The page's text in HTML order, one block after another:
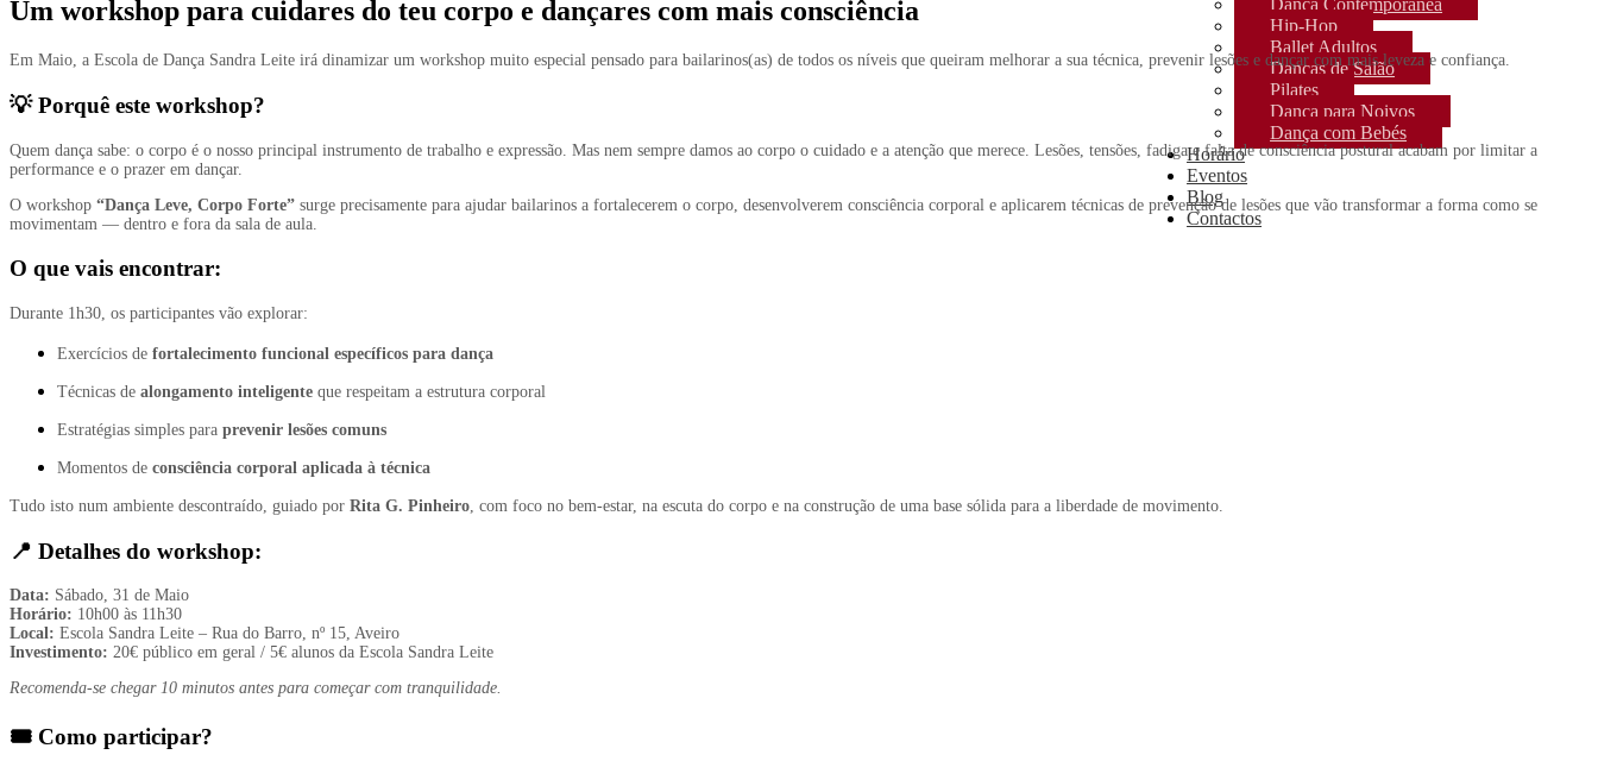
Dança Contemporânea
Hip-Hop
Ballet Adultos
Danças de Salão
Pilates
Dança para Noivos
Dança com Bebés
Horário
Eventos
Blog
Contactos
Um workshop para cuidares do teu corpo e dançares com mais consciência
Em Maio, a Escola de Dança Sandra Leite irá dinamizar um workshop muito especial pensado para bailarinos(as) de todos os níveis que queiram melhorar a sua técnica, prevenir lesões e dançar com mais leveza e confiança.
💡 Porquê este workshop?
Quem dança sabe: o corpo é o nosso principal instrumento de trabalho e expressão. Mas nem sempre damos ao corpo o cuidado e a atenção que merece. Lesões, tensões, fadiga e falta de consciência postural acabam por limitar a
performance e o prazer em dançar.
O workshop “Dança Leve, Corpo Forte” surge precisamente para ajudar bailarinos a fortalecerem o corpo, desenvolverem consciência corporal e aplicarem técnicas de prevenção de lesões que vão transformar a forma como se
movimentam — dentro e fora da sala de aula.
O que vais encontrar:
Durante 1h30, os participantes vão explorar:
Exercícios de fortalecimento funcional específicos para dança
Técnicas de alongamento inteligente que respeitam a estrutura corporal
Estratégias simples para prevenir lesões comuns
Momentos de consciência corporal aplicada à técnica
Tudo isto num ambiente descontraído, guiado por Rita G. Pinheiro , com foco no bem-estar, na escuta do corpo e na construção de uma base sólida para a liberdade de movimento.
📍 Detalhes do workshop:
Data: Sábado, 31 de Maio
Horário: 10h00 às 11h30
Local: Escola Sandra Leite – Rua do Barro, nº 15, Aveiro
Investimento: 20€ público em geral / 5€ alunos da Escola Sandra Leite
Recomenda-se chegar 10 minutos antes para começar com tranquilidade.
🎟️ Como participar?